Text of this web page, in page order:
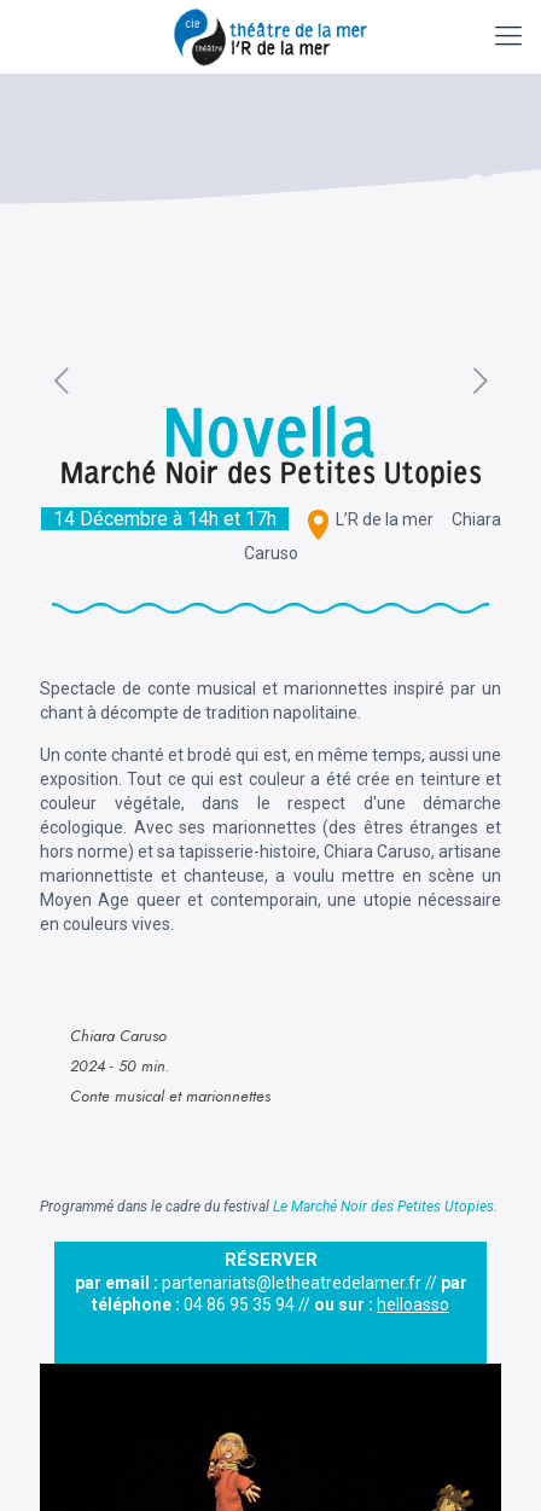
Novella
Marché Noir des Petites Utopies
14 Décembre à 14h et 17h L’R de la mer
Chiara
Caruso
Spectacle de conte musical et marionnettes inspiré par un
chant à décompte de tradition napolitaine.
Un conte chanté et brodé qui est, en même temps, aussi une
exposition. Tout ce qui est couleur a été crée en teinture et
couleur végétale, dans le respect d'une démarche
écologique. Avec ses marionnettes (des êtres étranges et
hors norme) et sa tapisserie-histoire, Chiara Caruso, artisane
marionnettiste et chanteuse, a voulu mettre en scène un
Moyen Age queer et contemporain, une utopie nécessaire
en couleurs vives.
Chiara Caruso
2024 - 50 min.
Conte musical et marionnettes
Programmé dans le cadre du festival Le Marché Noir des Petites Utopies.
RÉSERVER
par email : partenariats@letheatredelamer.fr // par
téléphone : 04 86 95 35 94 // ou sur : helloasso